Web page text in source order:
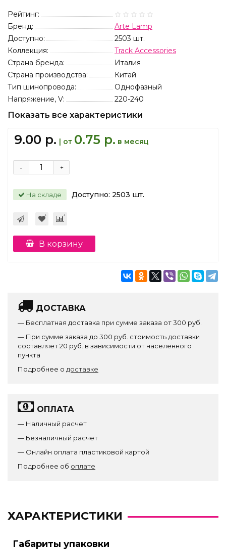
Рейтинг:
Бренд:
Arte Lamp
Доступно:
2503 шт.
Коллекция:
Track Accessories
Страна бренда:
Италия
Страна производства:
Китай
Тип шинопровода:
Однофазный
Напряжение, V:
220-240
Показать все характеристики
9.00 р. | от 0.75 р. в месяц
+
-
На складе Доступно: 2503 шт.
В корзину
ДОСТАВКА
— Бесплатная доставка при сумме заказа от 300 руб.
— При сумме заказа до 300 руб. стоимость доставки
составляет 20 руб. в зависимости от населенного
пункта
Подробнее о доставке
ОПЛАТА
— Наличный расчет
— Безналичный расчет
— Онлайн оплата пластиковой картой
Подробнее об оплате
ХАРАКТЕРИСТИКИ
Габариты упаковки